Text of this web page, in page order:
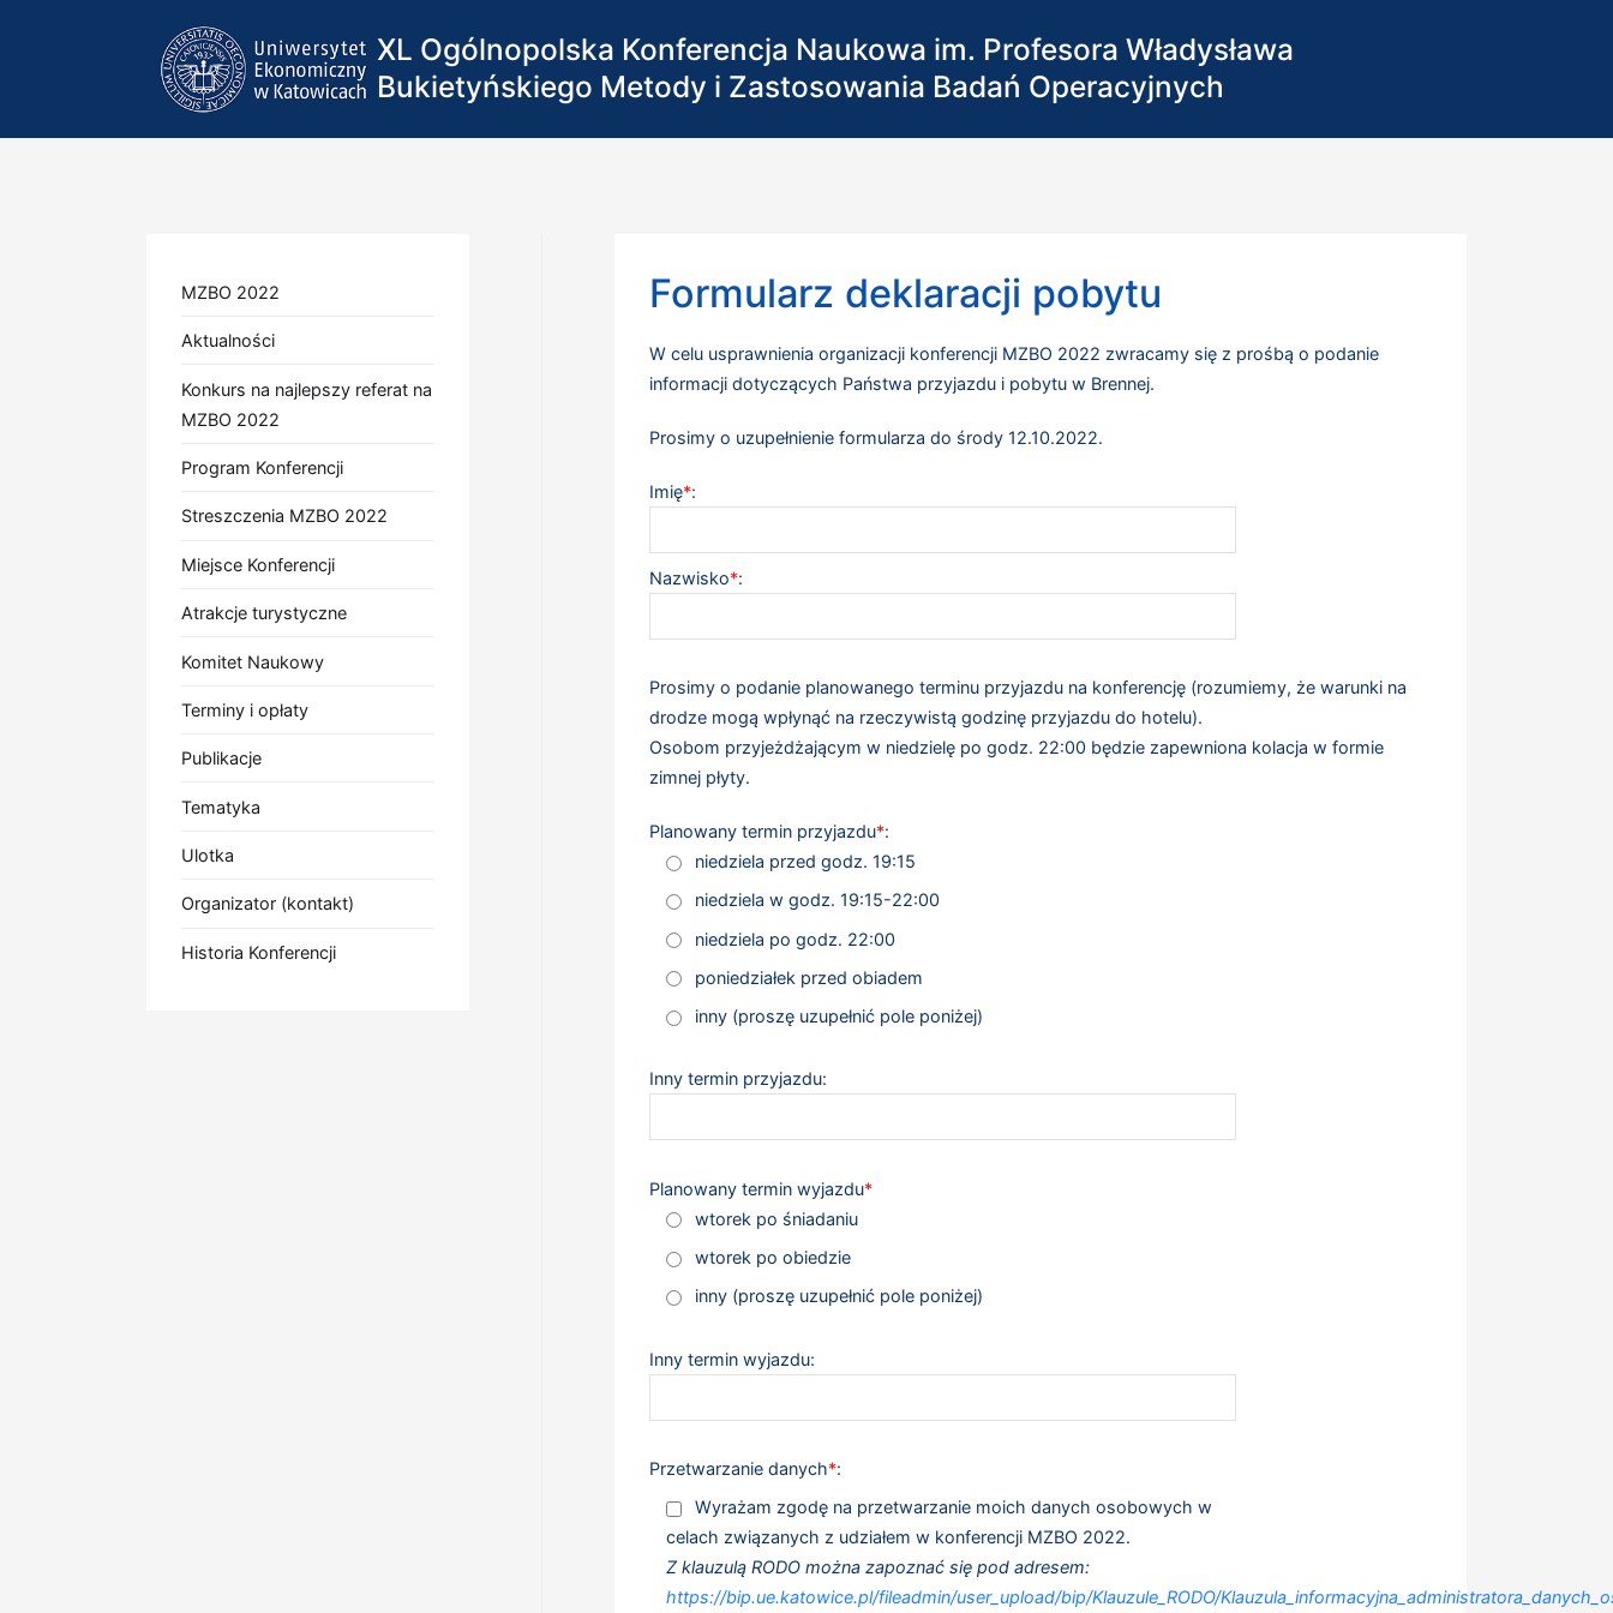
XL Ogólnopolska Konferencja Naukowa im. Profesora Władysława
Bukietyńskiego Metody i Zastosowania Badań Operacyjnych
Formularz deklaracji pobytu
W celu usprawnienia organizacji konferencji MZBO 2022 zwracamy się z prośbą o podanie
informacji dotyczących Państwa przyjazdu i pobytu w Brennej.
Prosimy o uzupełnienie formularza do środy 12.10.2022.
Imię*:
Nazwisko*:
Prosimy o podanie planowanego terminu przyjazdu na konferencję (rozumiemy, że warunki na
drodze mogą wpłynąć na rzeczywistą godzinę przyjazdu do hotelu).
Osobom przyjeżdżającym w niedzielę po godz. 22:00 będzie zapewniona kolacja w formie
zimnej płyty.
Planowany termin przyjazdu*:
niedziela przed godz. 19:15
niedziela w godz. 19:15-22:00
niedziela po godz. 22:00
poniedziałek przed obiadem
inny (proszę uzupełnić pole poniżej)
Inny termin przyjazdu:
Planowany termin wyjazdu*
wtorek po śniadaniu
wtorek po obiedzie
inny (proszę uzupełnić pole poniżej)
Inny termin wyjazdu:
Przetwarzanie danych*:
Wyrażam zgodę na przetwarzanie moich danych osobowych w
celach związanych z udziałem w konferencji MZBO 2022.
Z klauzulą RODO można zapoznać się pod adresem:
https://bip.ue.katowice.pl/fileadmin/user_upload/bip/Klauzule_RODO/
MZBO 2022
Aktualności
Konkurs na najlepszy referat na
MZBO 2022
Program Konferencji
Streszczenia MZBO 2022
Miejsce Konferencji
Atrakcje turystyczne
Komitet Naukowy
Terminy i opłaty
Publikacje
Tematyka
Ulotka
Organizator (kontakt)
Historia Konferencji